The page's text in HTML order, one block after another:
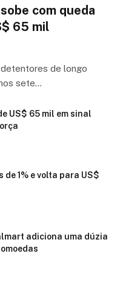
com queda
65 mil
de longo
sete…
US$ 65 mil em sinal
de 1% e volta para US$
adiciona uma dúzia